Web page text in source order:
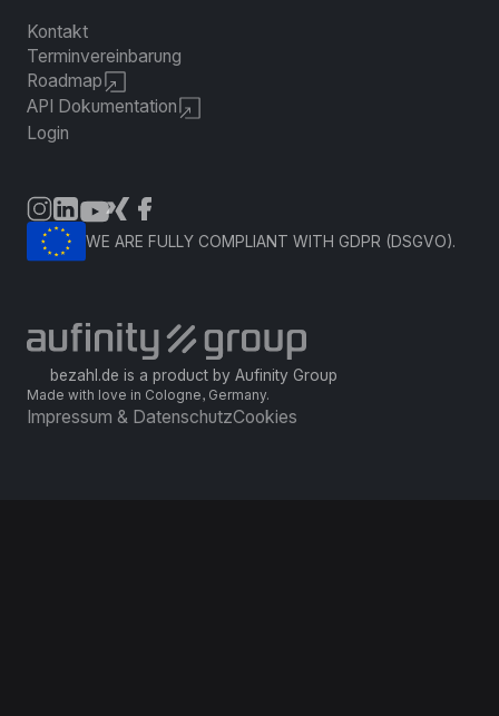
Kontakt
Terminvereinbarung
Roadmap
API Dokumentation
Login
WE ARE FULLY COMPLIANT WITH GDPR (DSGVO).
bezahl.de is a product by Aufinity Group
Made with love in Cologne, Germany.
Impressum & DatenschutzCookies